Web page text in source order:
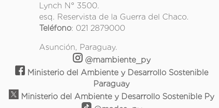
Lynch N° 3500.
esq. Reservista de la Guerra del Chaco.
Teléfono: 021 2879000
Asunción, Paraguay.
@mambiente_py
Ministerio del Ambiente y Desarrollo Sostenible
Paraguay
Ministerio del Ambiente y Desarrollo Sostenible Py